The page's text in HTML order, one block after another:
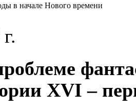
в начале Нового времени
XVI –